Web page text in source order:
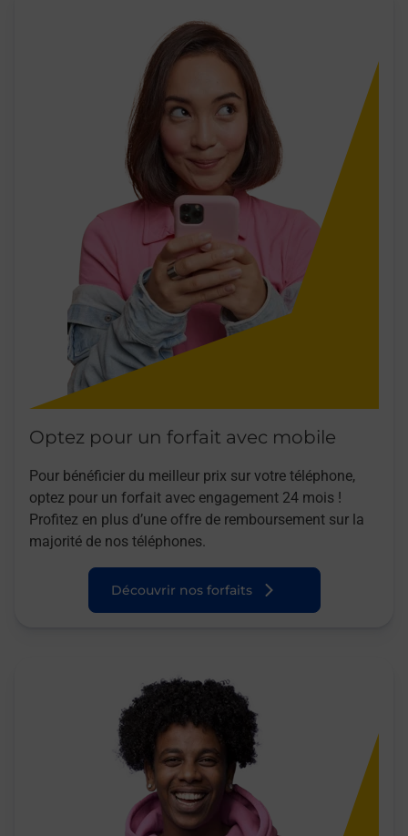
Optez pour un forfait avec mobile
Pour bénéficier du meilleur prix sur votre téléphone,
optez pour un forfait avec engagement 24 mois !
Profitez en plus d’une offre de remboursement sur la
majorité de nos téléphones.
Découvrir nos forfaits